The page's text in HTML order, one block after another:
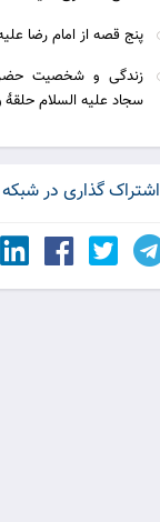
پنج قصه از امام رضا
زندگی و شخصیت
سجاد علیه السلام حلقۀ
اشتراک گذاری در